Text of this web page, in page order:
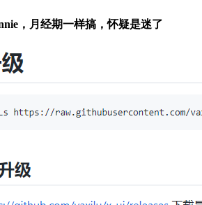
，月经期一样搞，怀疑是迷了